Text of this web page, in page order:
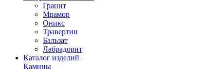
Гранит
Мрамор
Оникс
Травертин
Бальзат
Лабрадорит
Каталог изделий
Камины